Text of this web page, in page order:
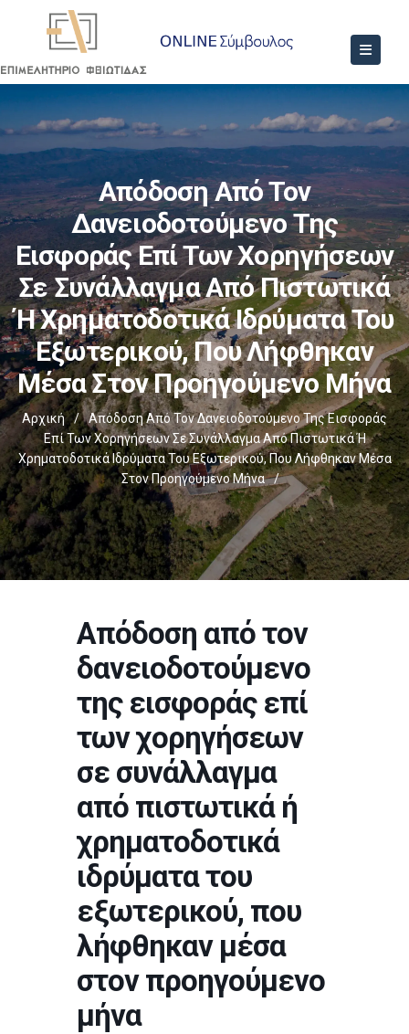
Απόδοση Από Τον
Δανειοδοτούμενο Της
Εισφοράς Επί Των Χορηγήσεων
Σε Συνάλλαγμα Από Πιστωτικά
Ή Χρηματοδοτικά Ιδρύματα Του
Εξωτερικού, Που Λήφθηκαν
Μέσα Στον Προηγούμενο Μήνα
Αρχική /
Απόδοση Από Τον Δανειοδοτούμενο Της Εισφοράς
Επί Των Χορηγήσεων Σε Συνάλλαγμα Από Πιστωτικά Ή
Χρηματοδοτικά Ιδρύματα Του Εξωτερικού, Που Λήφθηκαν Μέσα
Στον Προηγούμενο Μήνα
/
Απόδοση από τον
δανειοδοτούμενο
της εισφοράς επί
των χορηγήσεων
σε συνάλλαγμα
από πιστωτικά ή
χρηματοδοτικά
ιδρύματα του
εξωτερικού, που
λήφθηκαν μέσα
στον προηγούμενο
μήνα